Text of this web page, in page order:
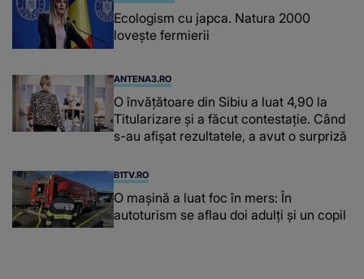
Ecologism cu japca. Natura 2000
lovește fermierii
ANTENA3.RO
O învățătoare din Sibiu a luat 4,90 la
Titularizare și a făcut contestație. Când
s-au afișat rezultatele, a avut o surpriză
B1TV.RO
O maşină a luat foc în mers: În
autoturism se aflau doi adulți și un copil